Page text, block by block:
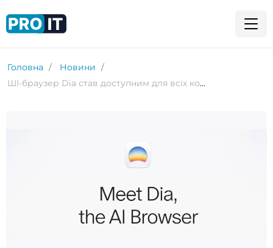
Головна
Новини
ШІ-браузер Dia став доступним для всіх користувачів Mac